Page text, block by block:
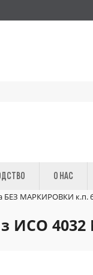
О НАС
БЕЗ МАРКИРОВКИ
4032